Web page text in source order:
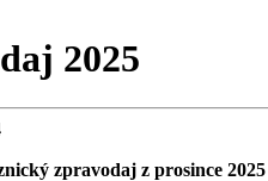
2025
zpravodaj z prosince